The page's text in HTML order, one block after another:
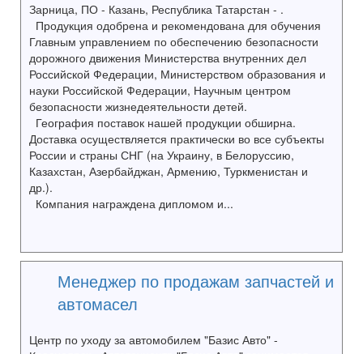
Зарница, ПО - Казань, Республика Татарстан - .
Продукция одобрена и рекомендована для обучения
Главным управлением по обеспечению безопасности
дорожного движения Министерства внутренних дел
Российской Федерации, Министерством образования и
науки Российской Федерации, Научным центром
безопасности жизнедеятельности детей.
География поставок нашей продукции обширна.
Доставка осуществляется практически во все субъекты
России и страны СНГ (на Украину, в Белоруссию,
Казахстан, Азербайджан, Армению, Туркменистан и
др.).
Компания награждена дипломом и...
Менеджер по продажам запчастей и
автомасел
Центр по уходу за автомобилем "Базис Авто" -